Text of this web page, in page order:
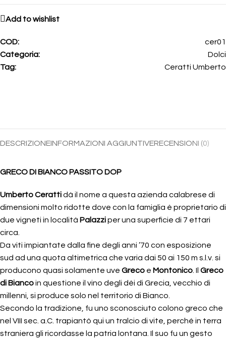
Add to wishlist
COD:
cer01
Categoria:
Dolci
Tag:
Ceratti Umberto
DESCRIZIONEINFORMAZIONI AGGIUNTIVERECENSIONI (0)
GRECO DI BIANCO PASSITO DOP
Umberto Cerattidà il nome a questa azienda calabrese di
dimensioni molto ridotte dove con la famiglia è proprietario di
due vigneti in località Palazziper una superficie di 7 ettari
circa.
Da viti impiantate dalla fine degli anni ’70 con esposizione
sud ad una quota altimetrica che varia dai 50 ai 150 m s.l.v. si
producono quasi solamente uve Greco e Montonico . Il Greco
di Biancoin questione il vino degli dèi di Grecia, vecchio di
millenni, si produce solo nel territorio di Bianco.
Secondo la tradizione, fu uno sconosciuto colono greco che
nel VIII sec. a.C. trapiantò qui un tralcio di vite, perché in terra
straniera gli ricordasse la patria lontana. Il suo fu un gesto